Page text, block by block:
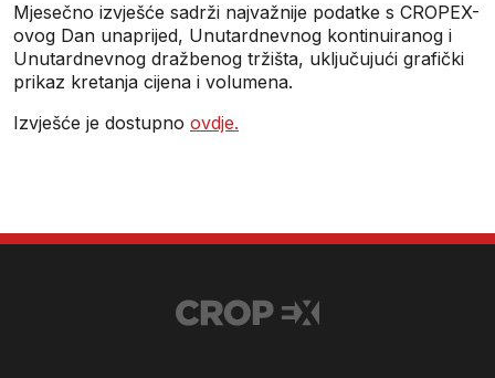
Mjesečno izvješće sadrži najvažnije podatke s CROPEX-
ovog Dan unaprijed, Unutardnevnog kontinuiranog i
Unutardnevnog dražbenog tržišta, uključujući grafički
prikaz kretanja cijena i volumena.
Izvješće je dostupno ovdje.